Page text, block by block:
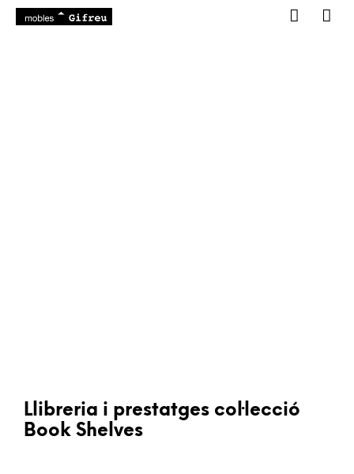
Llibreria i prestatges col·lecció
Book Shelves